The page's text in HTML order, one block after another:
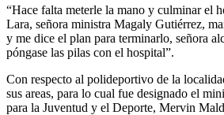
“Hace falta meterle la mano y culminar el
Lara, señora ministra Magaly Gutiérrez,
y me dice el plan para terminarlo, señora
póngase las pilas con el hospital”.
Con respecto al polideportivo de la
sus areas, para lo cual fue designado el
para la Juventud y el Deporte, Mervin